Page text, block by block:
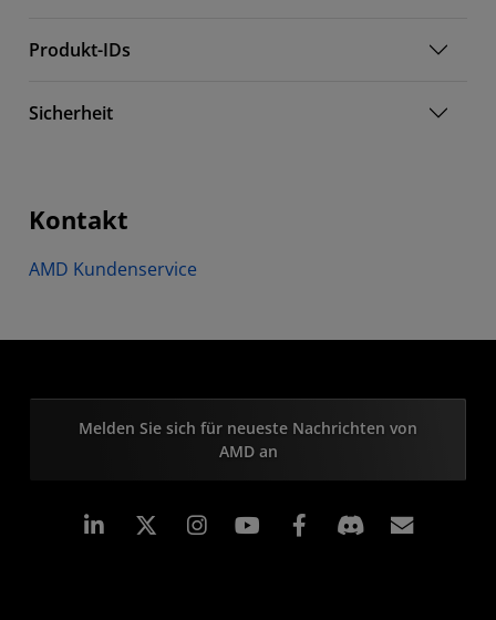
Produkt-IDs
Sicherheit
Kontakt
AMD Kundenservice
Melden Sie sich für neueste Nachrichten von
AMD an
LinkedIn Instagram Facebook